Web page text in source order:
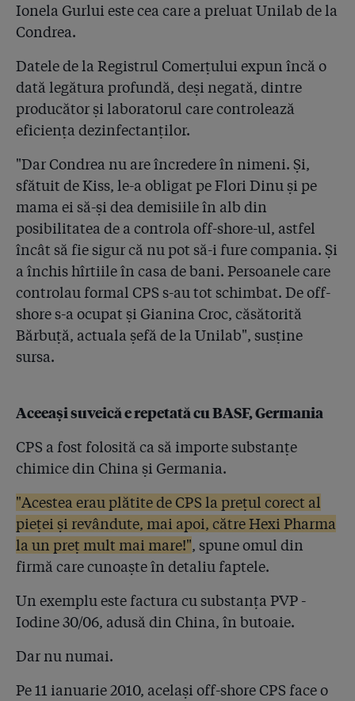
Ionela Gurlui este cea care a preluat Unilab de la
Condrea.
Datele de la Registrul Comerțului expun încă o
dată legătura profundă, deși negată, dintre
producător și laboratorul care controlează
eficiența dezinfectanților.
"Dar Condrea nu are încredere în nimeni. Și,
sfătuit de Kiss, le-a obligat pe Flori Dinu și pe
mama ei să-și dea demisiile în alb din
posibilitatea de a controla off-shore-ul, astfel
încât să fie sigur că nu pot să-i fure compania. Și
a închis hîrtiile în casa de bani. Persoanele care
controlau formal CPS s-au tot schimbat. De off-
shore s-a ocupat și Gianina Croc, căsătorită
Bărbuță, actuala șefă de la Unilab", susține
sursa.
Aceeași suveică e repetată cu BASF, Germania
CPS a fost folosită ca să importe substanțe
chimice din China și Germania.
"Acestea erau plătite de CPS la prețul corect al
pieței și revândute, mai apoi, către Hexi Pharma
la un preț mult mai mare!", spune omul din
firmă care cunoaște în detaliu faptele.
Un exemplu este factura cu substanța PVP -
Iodine 30/06, adusă din China, în butoaie.
Dar nu numai.
Pe 11 ianuarie 2010, același off-shore CPS face o